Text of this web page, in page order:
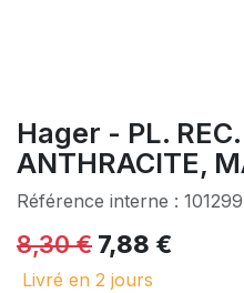
Hager - PL. REC.
ANTHRACITE,
Référence interne :
8,30€ 7,88 €
Livré en 2 jours